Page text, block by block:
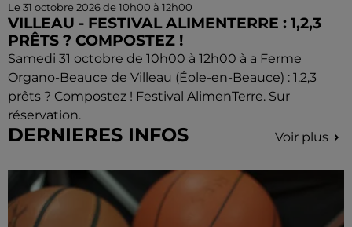
Le 31 octobre 2026 de 10h00 à 12h00
VILLEAU - FESTIVAL ALIMENTERRE : 1,2,3
PRÊTS ? COMPOSTEZ !
Samedi 31 octobre de 10h00 à 12h00 à a Ferme
Organo-Beauce de Villeau (Éole-en-Beauce) : 1,2,3
prêts ? Compostez ! Festival AlimenTerre. Sur
réservation.
DERNIERES INFOS Voir plus